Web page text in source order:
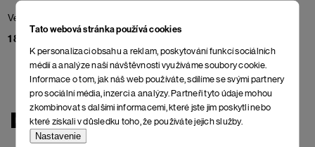
Tato webová stránka používá cookies
K personalizaci obsahu a reklam, poskytování funkcí sociálních
médií a analýze naší návštěvnosti využíváme soubory cookie.
Informace o tom, jak náš web používáte, sdílíme se svými partnery
pro sociální média, inzerci a analýzy. Partneři tyto údaje mohou
zkombinovat s dalšími informacemi, které jste jim poskytli nebo
které získali v důsledku toho, že používáte jejich služby.
Nastavenie
Vetrovka Alix
188 €
Chocolate
188 €
NOVINKA NOVINKA